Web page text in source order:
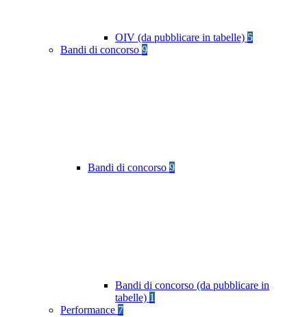
OIV (da pubblicare in tabelle) 5
Bandi di concorso 9
Bandi di concorso 9
Bandi di concorso (da pubblicare in
tabelle) 1
Performance 7